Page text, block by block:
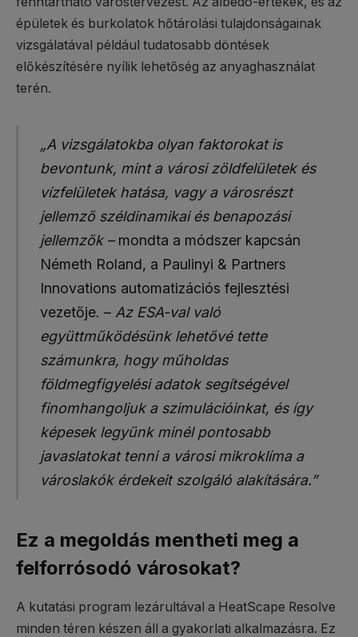
épületek és burkolatok hőtárolási tulajdonságainak
vizsgálatával például tudatosabb döntések
előkészítésére nyílik lehetőség az anyaghasználat
terén.
„A vizsgálatokba olyan faktorokat is
bevontunk, mint a városi zöldfelületek és
vízfelületek hatása, vagy a városrészt
jellemző széldinamikai és benapozási
jellemzők –mondta a módszer kapcsán
Németh Roland, a Paulinyi & Partners
Innovations automatizációs fejlesztési
vezetője. – Az ESA-val való
együttműködésünk lehetővé tette
számunkra, hogy műholdas
földmegfigyelési adatok segítségével
finomhangoljuk a szimulációinkat, és így
képesek legyünk minél pontosabb
javaslatokat tenni a városi mikroklíma a
városlakók érdekeit szolgáló alakítására.”
Ez a megoldás mentheti meg a
felforrósodó városokat?
A kutatási program lezárultával a HeatScape Resolve
minden téren készen áll a gyakorlati alkalmazásra. Ez